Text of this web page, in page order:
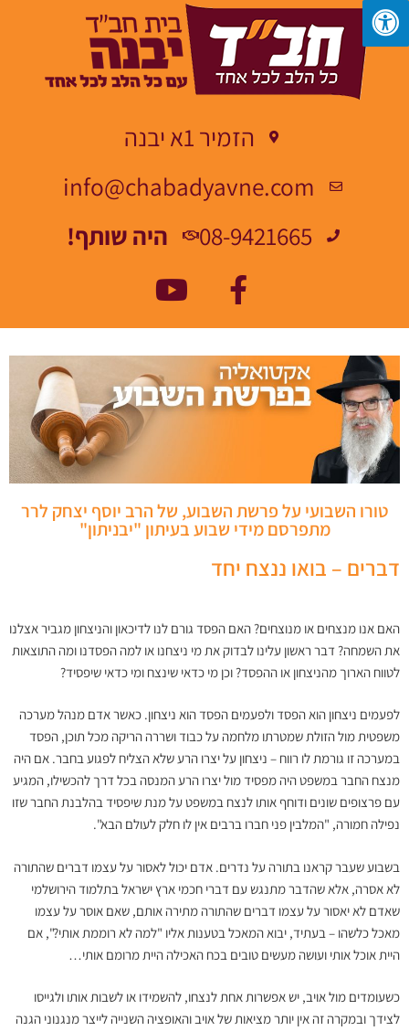
הזמיר 1א יבנה
info@chabadyavne.com
08-9421665
היה שותף!
טורו השבועי על פרשת השבוע, של הרב יוסף יצחק לרר
מתפרסם מידי שבוע בעיתון "יבניתון"
דברים – בואו ננצח יחד
האם אנו מנצחים או מנוצחים? האם הפסד גורם לנו לדיכאון והניצחון מגביר אצלנו
את השמחה? דבר ראשון עלינו לבדוק את מי ניצחנו או למה הפסדנו ומה התוצאות
לטווח הארוך מהניצחון או ההפסד? וכן מי כדאי שינצח ומי כדאי שיפסיד?
לפעמים ניצחון הוא הפסד ולפעמים הפסד הוא ניצחון. כאשר אדם מנהל מערכה
משפטית מול הזולת שמטרתו מלחמה על כבוד ושררה הריקה מכל תוכן, הפסד
במערכה זו גורמת לו רווח – ניצחון על יצרו הרע שלא הצליח לפגוע בחבר. אם היה
מנצח החבר במשפט היה מפסיד מול יצרו הרע המנסה בכל דרך להכשילו, המגיע
עם פרצופים שונים ודוחף אותו לנצח במשפט על מנת שיפסיד בהלבנת החבר שזו
נפילה חמורה, "המלבין פני חברו ברבים אין לו חלק לעולם הבא".
בשבוע שעבר קראנו בתורה על נדרים. אדם יכול לאסור על עצמו דברים שהתורה
לא אסרה, אלא שהדבר מתנגש עם דברי חכמי ארץ ישראל בתלמוד הירושלמי
שאדם לא יאסור על עצמו דברים שהתורה מתירה אותם, שאם אוסר על עצמו
מאכל כלשהו – בעתיד, יבוא המאכל בטענות אליו "למה לא רוממת אותי?", אם
היית אוכל אותי ועושה מעשים טובים בכח האכילה היית מרומם אותי…
כשעומדים מול אויב, יש אפשרות אחת לנצחו, להשמידו או לשבות אותו ולגייסו
לצידך ובמקרה זה אין יותר מציאות של אויב והאופציה השנייה לייצר מנגנוני הגנה